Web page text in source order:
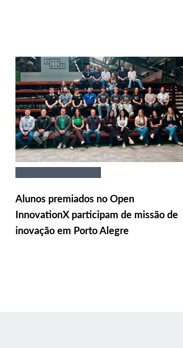
Alunos premiados no Open
InnovationX participam de missão de
inovação em Porto Alegre